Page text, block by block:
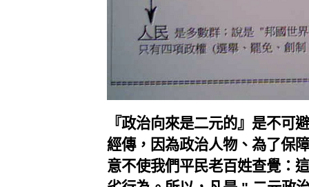
『政治向來是二元的』是不可
經傳，因為政治人物、為了保
意不使我們平民老百姓查覺：